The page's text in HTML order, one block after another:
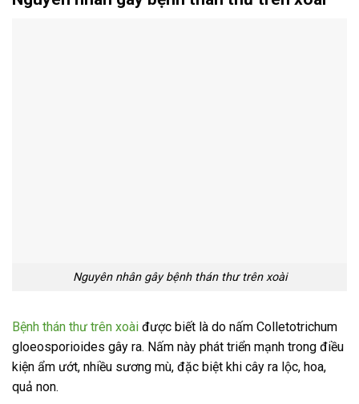
Nguyên nhân gây bệnh thán thư trên xoài
Bệnh thán thư trên xoài được biết là do nấm Colletotrichum
gloeosporioides gây ra. Nấm này phát triển mạnh trong điều
kiện ẩm ướt, nhiều sương mù, đặc biệt khi cây ra lộc, hoa,
quả non.